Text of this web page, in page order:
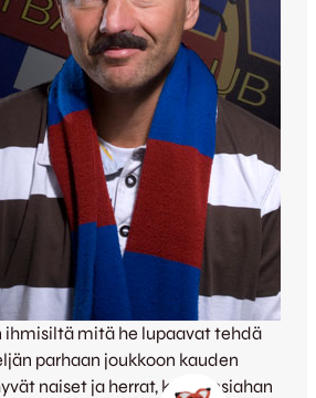
ihmisiltä mitä he lupaavat tehdä
parhaan joukkoon kauden
naiset ja herrat, kolmansiahan